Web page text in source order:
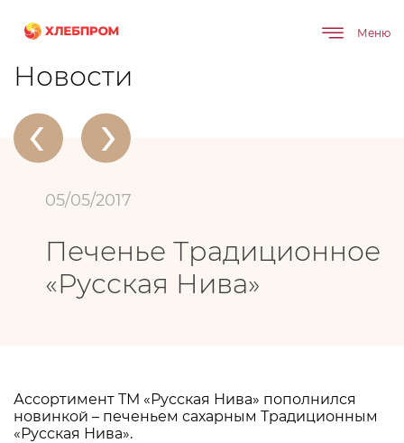
Меню
Главная О компании Печенье Традиционное «Русская Нива»
Новости
‹ ›
05/05/2017
Печенье Традиционное
«Русская Нива»
Ассортимент ТМ «Русская Нива» пополнился
новинкой – печеньем сахарным Традиционным
«Русская Нива».